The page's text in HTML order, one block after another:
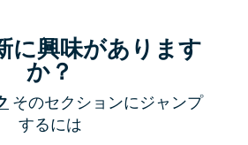
に興味があります
か？
そのセクションにジャンプ
するには